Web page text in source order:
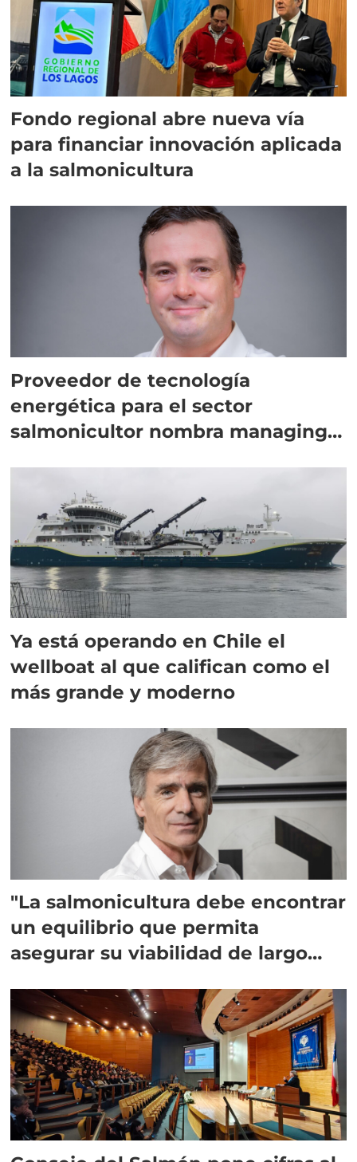
Fondo regional abre nueva vía
para financiar innovación aplicada
a la salmonicultura
Proveedor de tecnología
energética para el sector
salmonicultor nombra managing
Ya está operando en Chile el
wellboat al que califican como el
más grande y moderno
"La salmonicultura debe encontrar
un equilibrio que permita
asegurar su viabilidad de largo